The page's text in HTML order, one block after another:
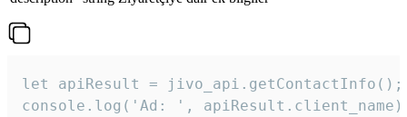
let apiResult = jivo_api.getContactInfo();
console.log('Ad: ',